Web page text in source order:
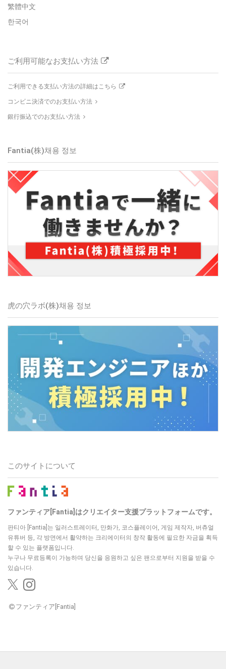
繁體中文
한국어
ご利用可能なお支払い方法
ご利用できる支払い方法の詳細はこちら
コンビニ決済でのお支払い方法
銀行振込でのお支払い方法
Fantia(株)채용 정보
虎の穴ラボ(株)채용 정보
このサイトについて
ファンティア[Fantia]はクリエイター支援プラットフォームです。
판티아 [Fantia]는 일러스트레이터, 만화가, 코스플레이어, 게임 제작자, 버츄얼
유튜버 등, 각 방면에서 활약하는 크리에이터의 창작 활동에 필요한 자금을 획득
할 수 있는 플랫폼입니다.
누구나 무료등록이 가능하며 당신을 응원하고 싶은 팬으로부터 지원을 받을 수
있습니다.
ファンティア[Fantia]